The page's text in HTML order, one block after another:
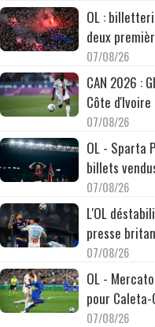
OL :
deux
07/08/26
CAN 2026 :
Côte
07/08/26
OL - Sparta
billets
07/08/26
L'OL
presse
07/08/26
OL -
pour Caleta-
07/08/26